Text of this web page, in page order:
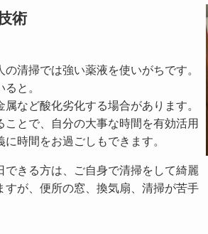
術
清掃では強い薬液を使いがちです。
と。
など酸化劣化する場合があります。
ことで、自分の大事な時間を有効活用
時間をお過ごしもできます。
できる方は、ご自身で清掃をして綺麗
が、便所の窓、換気扇、清掃が苦手